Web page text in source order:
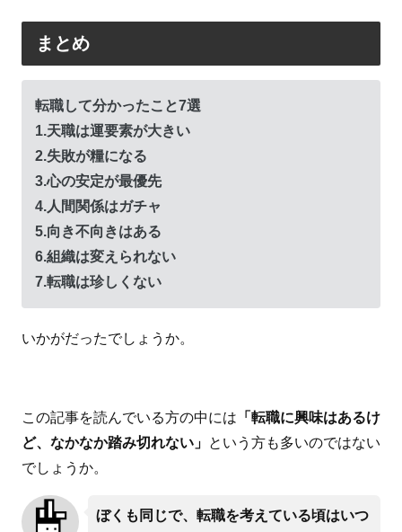
まとめ
転職して分かったこと7選
1.天職は運要素が大きい
2.失敗が糧になる
3.心の安定が最優先
4.人間関係はガチャ
5.向き不向きはある
6.組織は変えられない
7.転職は珍しくない
いかがだったでしょうか。
この記事を読んでいる方の中には 「転職に興味はあるけ
ど、なかなか踏み切れない」 という方も多いのではない
でしょうか。
ぼくも同じで、転職を考えている頃はいつ